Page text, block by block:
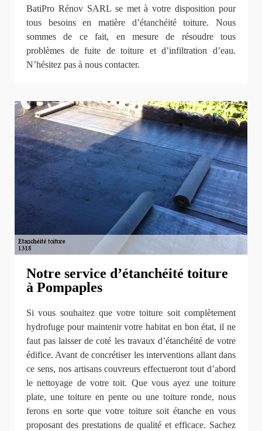
BatiPro Rénov SARL se met à votre disposition pour
tous besoins en matière d’étanchéité toiture. Nous
sommes de ce fait, en mesure de résoudre tous
problèmes de fuite de toiture et d’infiltration d’eau.
N’hésitez pas à nous contacter.
Notre service d’étanchéité toiture
à Pompaples
Si vous souhaitez que votre toiture soit complètement
hydrofuge pour maintenir votre habitat en bon état, il ne
faut pas laisser de coté les travaux d’étanchéité de votre
édifice. Avant de concrétiser les interventions allant dans
ce sens, nos artisans couvreurs effectueront tout d’abord
le nettoyage de votre toit. Que vous ayez une toiture
plate, une toiture en pente ou une toiture ronde, nous
ferons en sorte que votre toiture soit étanche en vous
proposant des prestations de qualité et efficace. Sachez